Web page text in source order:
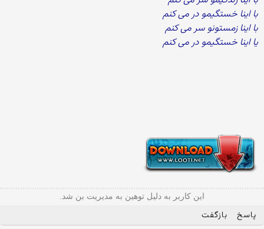
با اینا خستگیمو در می کنم
با اینا زمستونو سر می کنم
یا اینا خستگیمو در می کنم
این کاربر به دلیل توهین به مدیریت بن شد.
پاسخ بازگفت